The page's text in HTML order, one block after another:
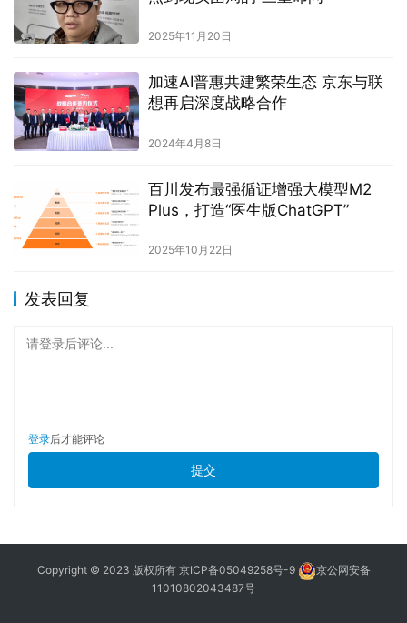
2025年11月20日
加速AI普惠共建繁荣生态 京东与联
想再启深度战略合作
2024年4月8日
百川发布最强循证增强大模型M2
Plus，打造“医生版ChatGPT”
2025年10月22日
发表回复
请登录后评论...
登录后才能评论
提交
Copyright © 2023 版权所有 京ICP备05049258号-9
京公网安备
11010802043487号